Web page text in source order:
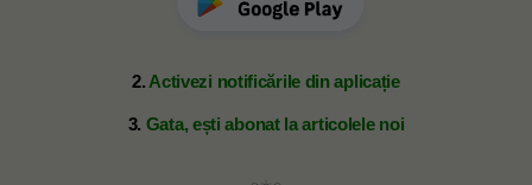
2. Activezi notificările din aplicație
3. Gata, ești abonat la articolele noi